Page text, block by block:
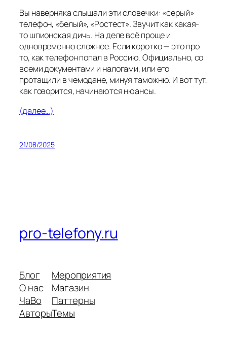
Вы наверняка слышали эти словечки: «серый»
телефон, «белый», «Ростест». Звучит как какая-
то шпионская дичь. На деле всё проще и
одновременно сложнее. Если коротко — это про
то, как телефон попал в Россию. Официально, со
всеми документами и налогами, или его
протащили в чемодане, минуя таможню. И вот тут,
как говорится, начинаются нюансы.
(далее…)
21/08/2025
pro-telefony.ru
Блог
О нас
ЧаВо
Авторы
Мероприятия
Магазин
Паттерны
Темы